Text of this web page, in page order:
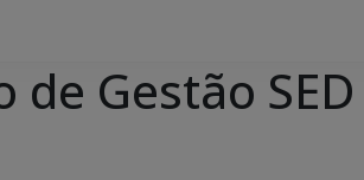
Gestão SED